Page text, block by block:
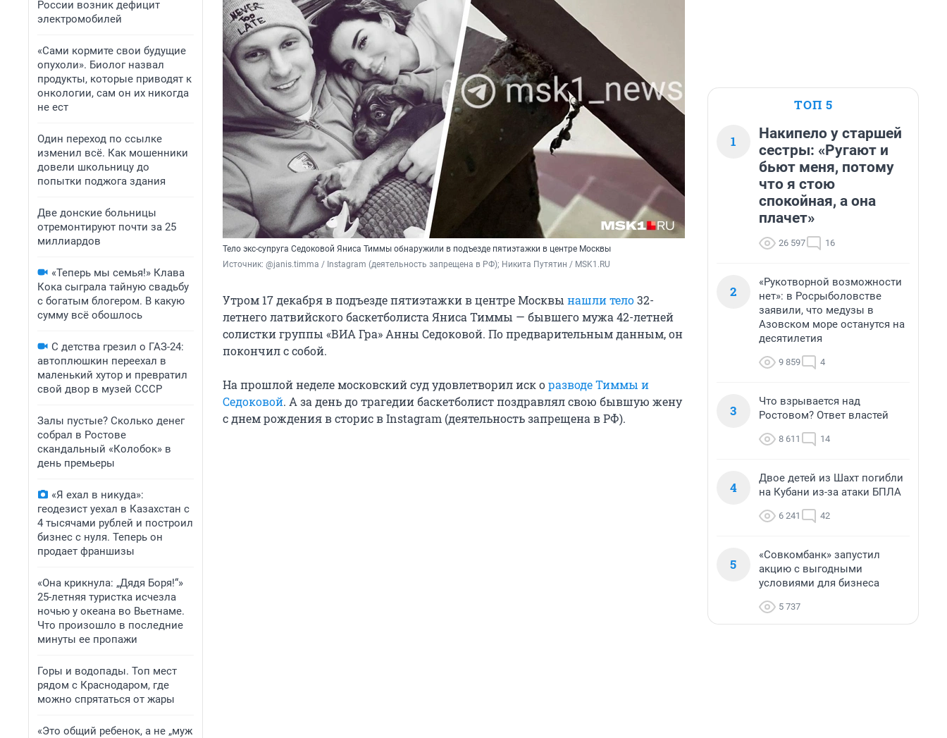
России возник дефицит
электромобилей
«Сами кормите свои будущие
опухоли». Биолог назвал
продукты, которые приводят к
онкологии, сам он их никогда
не ест
Один переход по ссылке
изменил всё. Как мошенники
довели школьницу до
попытки поджога здания
Две донские больницы
отремонтируют почти за 25
миллиардов
«Теперь мы семья!» Клава
Кока сыграла тайную свадьбу
с богатым блогером. В какую
сумму всё обошлось
С детства грезил о ГАЗ-24:
автоплюшкин переехал в
маленький хутор и превратил
свой двор в музей СССР
Залы пустые? Сколько денег
собрал в Ростове
скандальный «Колобок» в
день премьеры
«Я ехал в никуда»:
геодезист уехал в Казахстан с
4 тысячами рублей и построил
бизнес с нуля. Теперь он
продает франшизы
«Она крикнула: „Дядя Боря!“»
25-летняя туристка исчезла
ночью у океана во Вьетнаме.
Что произошло в последние
минуты ее пропажи
Горы и водопады. Топ мест
рядом с Краснодаром, где
можно спрятаться от жары
«Это общий ребенок, а не „муж
Тело экс-супруга Седоковой Яниса Тиммы обнаружили в подъезде пятиэтажки в центре Москвы
Источник: @janis.timma / Instagram (деятельность запрещена в РФ); Никита Путятин / MSK1.RU
Утром 17 декабря в подъезде пятиэтажки в центре Москвы нашли тело32-
летнего латвийского баскетболиста Яниса Тиммы — бывшего мужа 42-летней
солистки группы «ВИА Гра» Анны Седоковой. По предварительным данным, он
покончил с собой.
На прошлой неделе московский суд удовлетворил иск оразводе Тиммы и
Седоковой. А за день до трагедии баскетболист поздравлял свою бывшую жену
с днем рождения в сторис в Instagram (деятельность запрещена в РФ).
ТОП 5
1
Накипело у старшей
сестры: «Ругают и
бьют меня, потому
что я стою
спокойная, а она
плачет»
26 597 16
2
«Рукотворной возможности
нет»: в Росрыболовстве
заявили, что медузы в
Азовском море останутся на
десятилетия
9 859 4
3
Что взрывается над
Ростовом? Ответ властей
8 611 14
4
Двое детей из Шахт погибли
на Кубани из-за атаки БПЛА
6 241 42
5
«Совкомбанк» запустил
акцию с выгодными
условиями для бизнеса
5 737